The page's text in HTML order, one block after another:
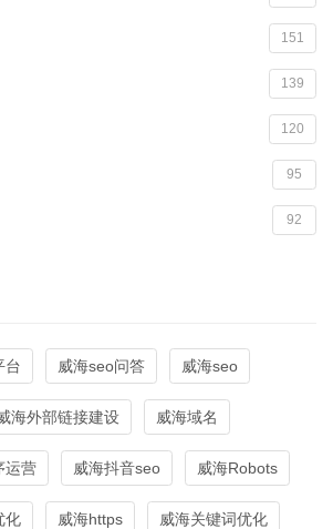
151
139
120
95
92
台 威海seo问答 威海seo
海外部链接建设 威海域名
运营 威海抖音seo 威海Robots
化 威海https 威海关键词优化